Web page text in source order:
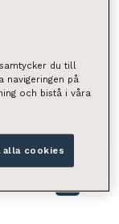
du till
navigeringen på
och bistå i våra
alla cookies